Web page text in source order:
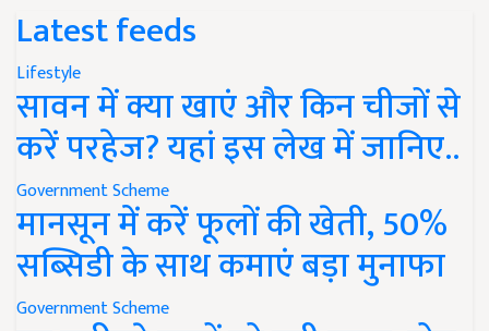
Latest feeds
Lifestyle
सावन में क्या खाएं और किन चीजों से
करें परहेज? यहां इस लेख में जानिए..
Government Scheme
मानसून में करें फूलों की खेती, 50%
सब्सिडी के साथ कमाएं बड़ा मुनाफा
Government Scheme